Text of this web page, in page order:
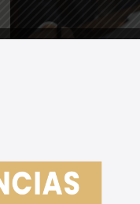
Asuntos No
Incluye los
ley, pueden ser